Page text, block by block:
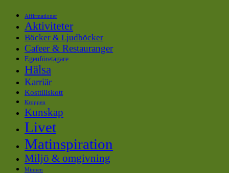
Affirmationer
Aktiviteter
Böcker & Ljudböcker
Cafeer & Restauranger
Egenföretagare
Hälsa
Karriär
Kosttillskott
Kroppen
Kunskap
Livet
Matinspiration
Miljö & omgivning
Minnen